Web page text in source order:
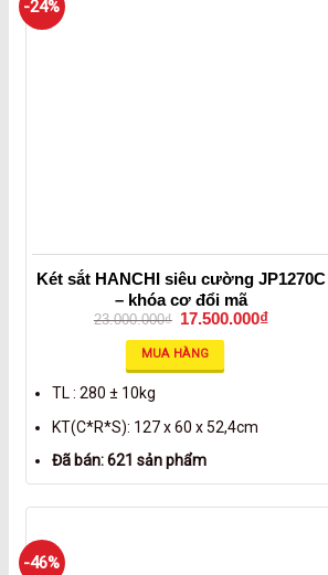
-24%
Két sắt HANCHI siêu cường JP1270C
– khóa cơ đổi mã
23.000.000₫ 17.500.000₫
MUA HÀNG
TL : 280 ± 10kg
KT(C*R*S): 127 x 60 x 52,4cm
Đã bán: 621 sản phẩm
-46%